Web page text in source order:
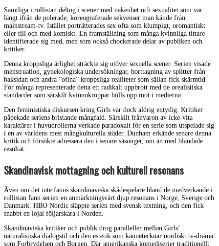
Samtliga i rollistan deltog i scener med nakenhet och sexualitet som var
långt ifrån de polerade, koreograferade sekvenser man kände från
mainstream-tv. Istället porträtterades sex ofta som klumpigt, oromantiskt
eller till och med komiskt. En framställning som många kvinnliga tittare
identifierade sig med, men som också chockerade delar av publiken och
kritiker.
Denna kroppsliga ärlighet sträckte sig utöver sexuella scener. Serien visade
menstruation, gynekologiska undersökningar, borttagning av splitter från
baksidan och andra ”ofina” kroppsliga realiteter som sällan fick skärmtid.
För många representerade detta ett radikalt uppbrott med de orealistiska
standarder som särskilt kvinnokroppar hölls upp mot i medierna.
Den feministiska diskursen kring Girls var dock aldrig entydig. Kritiker
påpekade seriens bristande mångfald. Särskilt frånvaron av icke-vita
karaktärer i huvudrollerna verkade paradoxalt för en serie som utspelade sig
i en av världens mest mångkulturella städer. Dunham erkände senare denna
kritik och försökte adressera den i senare säsonger, om än med blandade
resultat.
Skandinavisk mottagning och kulturell resonans
Även om det inte fanns skandinaviska skådespelare bland de medverkande i
rollistan fann serien en anmärkningsvärt djup resonans i Norge, Sverige och
Danmark. HBO Nordic släppte serien med svensk textning, och den fick
snabbt en lojal följarskara i Norden.
Skandinaviska kritiker och publik drog paralleller mellan Girls’
naturalistiska dialogstil och den estetik som kännetecknar nordiskt tv-drama
som Forbrydelsen och Borgen. Där amerikanska komediserier traditionellt